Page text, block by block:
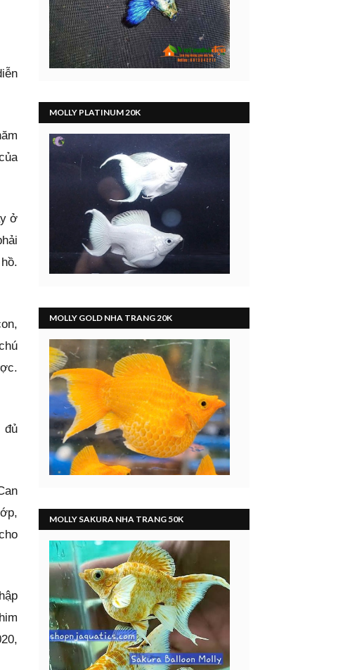
ở
đủ
MOLLY PLATINUM 20K
MOLLY GOLD NHA TRANG 20K
MOLLY SAKURA NHA TRANG 50K